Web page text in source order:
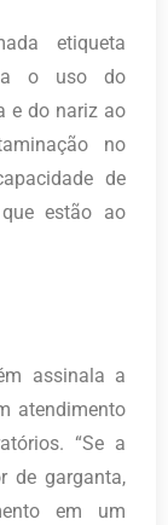
etiqueta
o uso do
e do nariz ao
no
de
estão ao
assinala a
atendimento
“Se a
de garganta,
em um